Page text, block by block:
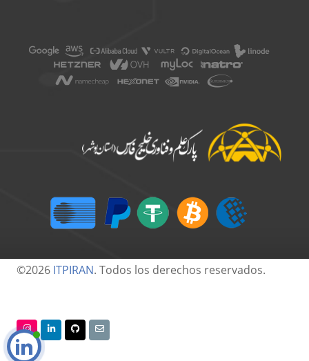
©2026 ITPIRAN. Todos los derechos reservados.